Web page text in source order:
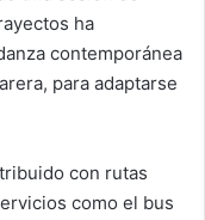
ha
contemporánea
para adaptarse
con rutas
como el bus